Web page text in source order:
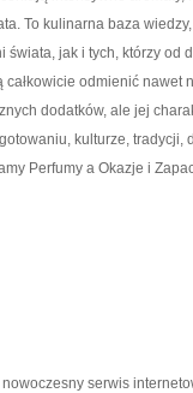
To kulinarna baza
świata, jak i tych, którzy od
całkowicie odmienić nawet
dodatków, ale jej
kulturze, tradycji,
Perfumy a Okazje i
serwis